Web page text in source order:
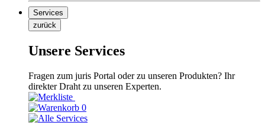
Services
zurück
Unsere Services
Fragen zum juris Portal oder zu unseren Produkten? Ihr
direkter Draht zu unseren Experten.
0